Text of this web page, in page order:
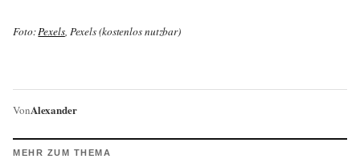
Foto:Pexels, Pexels (kostenlos nutzbar)
VonAlexander
MEHR ZUM THEMA